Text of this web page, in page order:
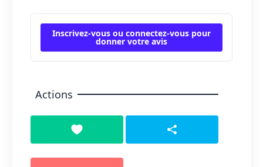
Inscrivez-vous ou connectez-vous pour
donner votre avis
Actions